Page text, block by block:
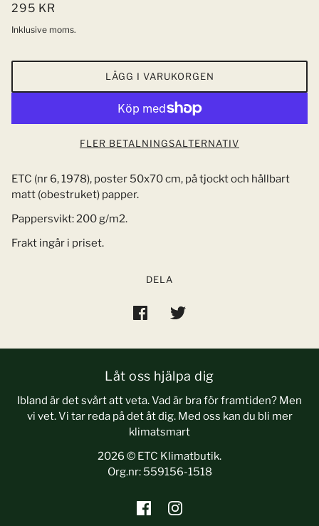
295 KR
Inklusive moms.
LÄGG I VARUKORGEN
FLER BETALNINGSALTERNATIV
ETC (nr 6, 1978), poster 50x70 cm, på tjockt och hållbart
matt (obestruket) papper.
Pappersvikt: 200 g/m2.
Frakt ingår i priset.
DELA
Låt oss hjälpa dig
Ibland är det svårt att veta. Vad är bra för framtiden? Men
vi vet. Vi tar reda på det åt dig. Med oss kan du bli mer
klimatsmart
2026 © ETC Klimatbutik.
Org.nr: 559156-1518